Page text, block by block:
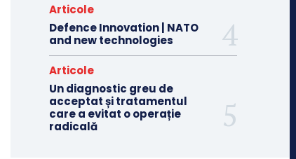
Articole
Defence Innovation | NATO
and new technologies
Articole
Un diagnostic greu de
acceptat și tratamentul
care a evitat o operație
radicală